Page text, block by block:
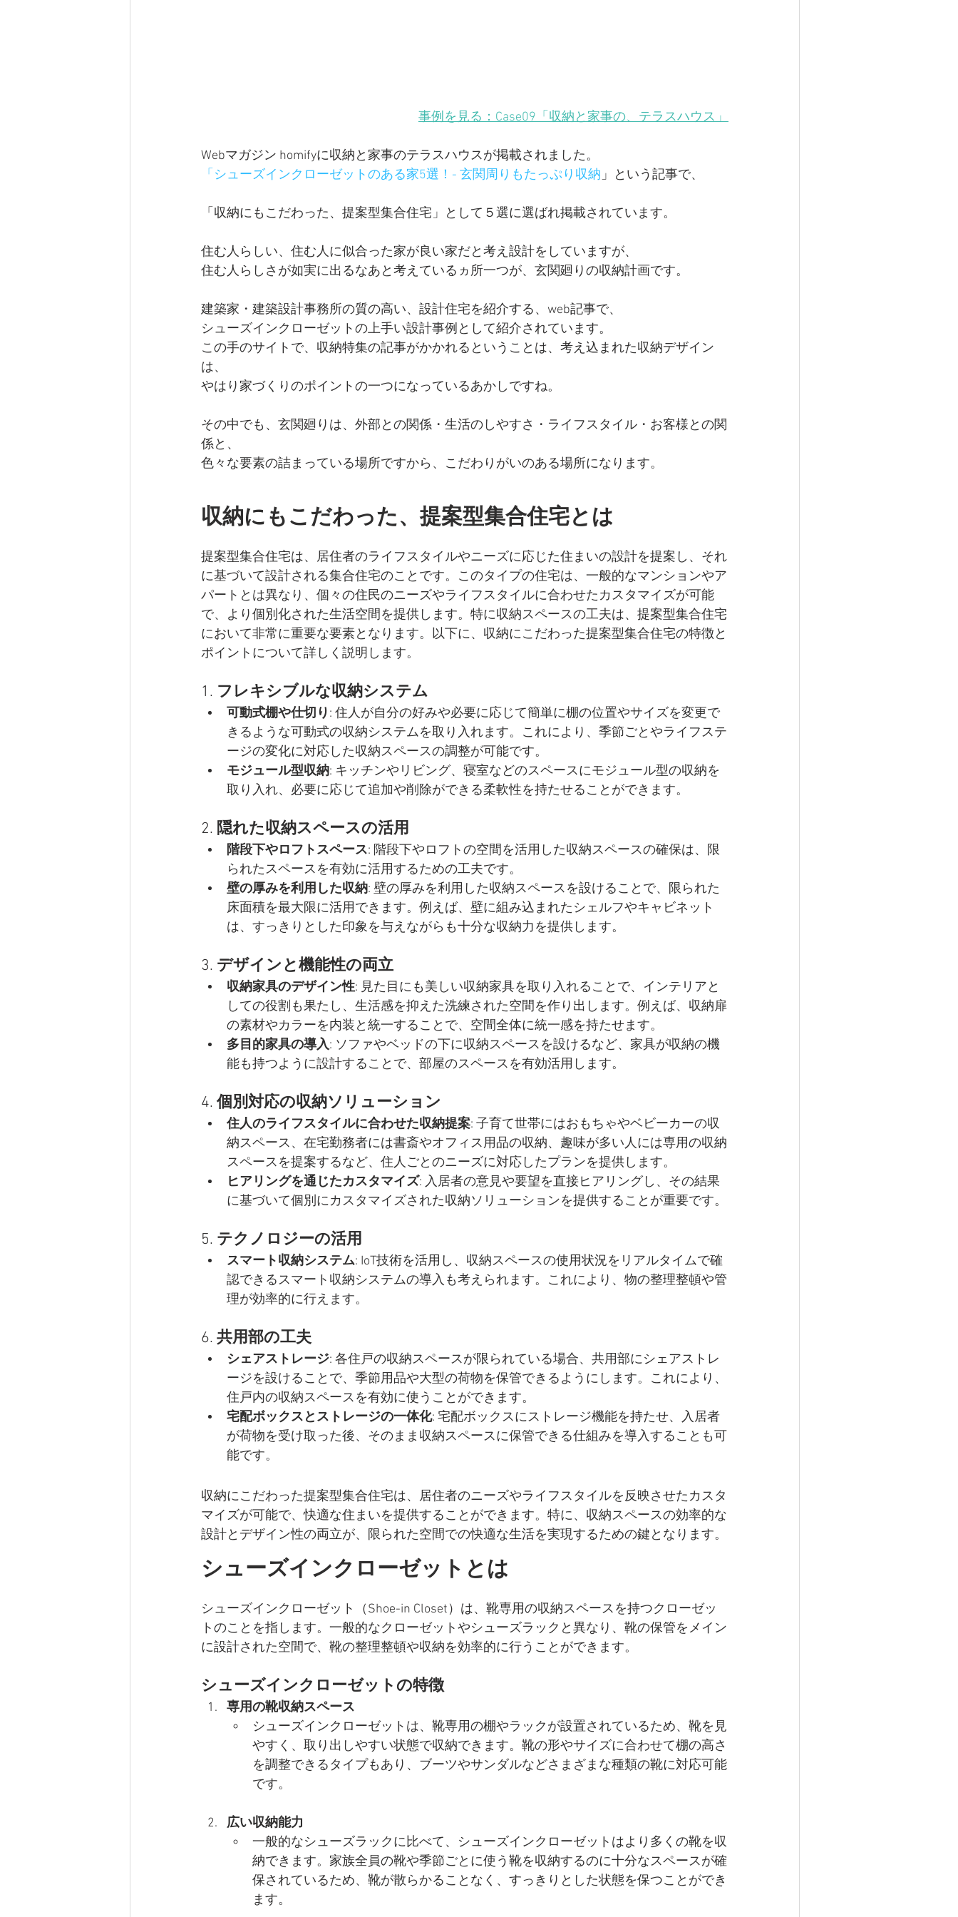
賃貸集合住宅（アパート・マンション）の選ばれる設計とデザイン
事例を見る：Case09「収納と家事の、テラスハウス」
Webマガジン homifyに収納と家事のテラスハウスが掲載されました。
「シューズインクローゼットのある家5選！- 玄関周りもたっぷり収納 」という記事で、
「収納にもこだわった、提案型集合住宅」として５選に選ばれ掲載されています。
住む人らしい、住む人に似合った家が良い家だと考え設計をしていますが、
住む人らしさが如実に出るなあと考えているヵ所一つが、玄関廻りの収納計画です。
建築家・建築設計事務所の質の高い、設計住宅を紹介する、web記事で、
シューズインクローゼットの上手い設計事例として紹介されています。
この手のサイトで、収納特集の記事がかかれるということは、考え込まれた収納デザイン
は、
やはり家づくりのポイントの一つになっているあかしですね。
その中でも、玄関廻りは、外部との関係・生活のしやすさ・ライフスタイル・お客様との関
係と、
色々な要素の詰まっている場所ですから、こだわりがいのある場所になります。
収納にもこだわった、提案型集合住宅とは
提案型集合住宅は、居住者のライフスタイルやニーズに応じた住まいの設計を提案し、それ
に基づいて設計される集合住宅のことです。このタイプの住宅は、一般的なマンションやア
パートとは異なり、個々の住民のニーズやライフスタイルに合わせたカスタマイズが可能
で、より個別化された生活空間を提供します。特に収納スペースの工夫は、提案型集合住宅
において非常に重要な要素となります。以下に、収納にこだわった提案型集合住宅の特徴と
ポイントについて詳しく説明します。
1. フレキシブルな収納システム
可動式棚や仕切り: 住人が自分の好みや必要に応じて簡単に棚の位置やサイズを変更で
きるような可動式の収納システムを取り入れます。これにより、季節ごとやライフステ
ージの変化に対応した収納スペースの調整が可能です。
モジュール型収納: キッチンやリビング、寝室などのスペースにモジュール型の収納を
取り入れ、必要に応じて追加や削除ができる柔軟性を持たせることができます。
2. 隠れた収納スペースの活用
階段下やロフトスペース: 階段下やロフトの空間を活用した収納スペースの確保は、限
られたスペースを有効に活用するための工夫です。
壁の厚みを利用した収納: 壁の厚みを利用した収納スペースを設けることで、限られた
床面積を最大限に活用できます。例えば、壁に組み込まれたシェルフやキャビネット
は、すっきりとした印象を与えながらも十分な収納力を提供します。
3. デザインと機能性の両立
収納家具のデザイン性: 見た目にも美しい収納家具を取り入れることで、インテリアと
しての役割も果たし、生活感を抑えた洗練された空間を作り出します。例えば、収納扉
の素材やカラーを内装と統一することで、空間全体に統一感を持たせます。
多目的家具の導入: ソファやベッドの下に収納スペースを設けるなど、家具が収納の機
能も持つように設計することで、部屋のスペースを有効活用します。
4. 個別対応の収納ソリューション
住人のライフスタイルに合わせた収納提案: 子育て世帯にはおもちゃやベビーカーの収
納スペース、在宅勤務者には書斎やオフィス用品の収納、趣味が多い人には専用の収納
スペースを提案するなど、住人ごとのニーズに対応したプランを提供します。
ヒアリングを通じたカスタマイズ: 入居者の意見や要望を直接ヒアリングし、その結果
に基づいて個別にカスタマイズされた収納ソリューションを提供することが重要です。
5. テクノロジーの活用
スマート収納システム: IoT技術を活用し、収納スペースの使用状況をリアルタイムで確
認できるスマート収納システムの導入も考えられます。これにより、物の整理整頓や管
理が効率的に行えます。
6. 共用部の工夫
シェアストレージ: 各住戸の収納スペースが限られている場合、共用部にシェアストレ
ージを設けることで、季節用品や大型の荷物を保管できるようにします。これにより、
住戸内の収納スペースを有効に使うことができます。
宅配ボックスとストレージの一体化: 宅配ボックスにストレージ機能を持たせ、入居者
が荷物を受け取った後、そのまま収納スペースに保管できる仕組みを導入することも可
能です。
収納にこだわった提案型集合住宅は、居住者のニーズやライフスタイルを反映させたカスタ
マイズが可能で、快適な住まいを提供することができます。特に、収納スペースの効率的な
設計とデザイン性の両立が、限られた空間での快適な生活を実現するための鍵となります。
シューズインクローゼットとは
シューズインクローゼット（Shoe-in Closet）は、靴専用の収納スペースを持つクローゼッ
トのことを指します。一般的なクローゼットやシューズラックと異なり、靴の保管をメイン
に設計された空間で、靴の整理整頓や収納を効率的に行うことができます。
シューズインクローゼットの特徴
専用の靴収納スペース
シューズインクローゼットは、靴専用の棚やラックが設置されているため、靴を見
やすく、取り出しやすい状態で収納できます。靴の形やサイズに合わせて棚の高さ
を調整できるタイプもあり、ブーツやサンダルなどさまざまな種類の靴に対応可能
です。
広い収納能力
一般的なシューズラックに比べて、シューズインクローゼットはより多くの靴を収
納できます。家族全員の靴や季節ごとに使う靴を収納するのに十分なスペースが確
保されているため、靴が散らかることなく、すっきりとした状態を保つことができ
ます。